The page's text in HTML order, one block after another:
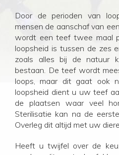
Door de perioden van
mensen de aanschaf van
wordt een teef twee maal
loopsheid is tussen de zes
zoals alles bij de natuur
bestaan. De teef wordt
loops, maar dit gaat ook
loopsheid dient u uw teef
de plaatsen waar veel
Sterilisatie kan na de
Overleg dit altijd met uw
Heeft u twijfel over de